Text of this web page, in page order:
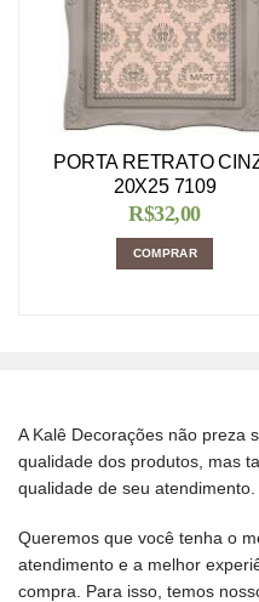
PORTA RETRATO
20X25 7109
R$32,00
COMPRAR
A Kalê Decorações não preza
qualidade dos produtos, mas
qualidade de seu atendimento.
Queremos que você tenha o
atendimento e a melhor
compra. Para isso, temos